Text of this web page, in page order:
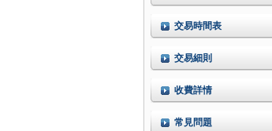
交易時間表
交易細則
收費詳情
常見問題